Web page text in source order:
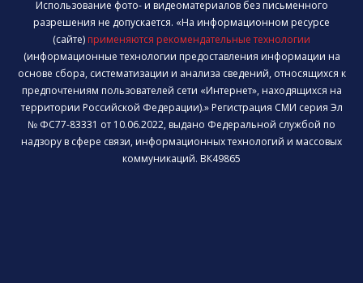
Использование фото- и видеоматериалов без письменного
разрешения не допускается. «На информационном ресурсе
(сайте) применяются рекомендательные технологии
(информационные технологии предоставления информации на
основе сбора, систематизации и анализа сведений, относящихся к
предпочтениям пользователей сети «Интернет», находящихся на
территории Российской Федерации).» Регистрация СМИ серия Эл
№ ФС77-83331 от 10.06.2022, выдано Федеральной службой по
надзору в сфере связи, информационных технологий и массовых
коммуникаций. ВК49865